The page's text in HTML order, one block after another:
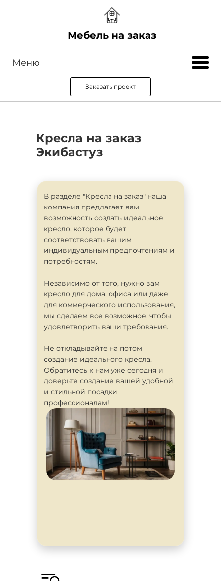
Мебель на заказ
Меню
Заказать проект
Кресла на заказ
Экибастуз
В разделе "Кресла на заказ" наша
компания предлагает вам
возможность создать идеальное
кресло, которое будет
соответствовать вашим
индивидуальным предпочтениям и
потребностям.
Независимо от того, нужно вам
кресло для дома, офиса или даже
для коммерческого использования,
мы сделаем все возможное, чтобы
удовлетворить ваши требования.
Не откладывайте на потом
создание идеального кресла.
Обратитесь к нам уже сегодня и
доверьте создание вашей удобной
и стильной посадки
профессионалам!